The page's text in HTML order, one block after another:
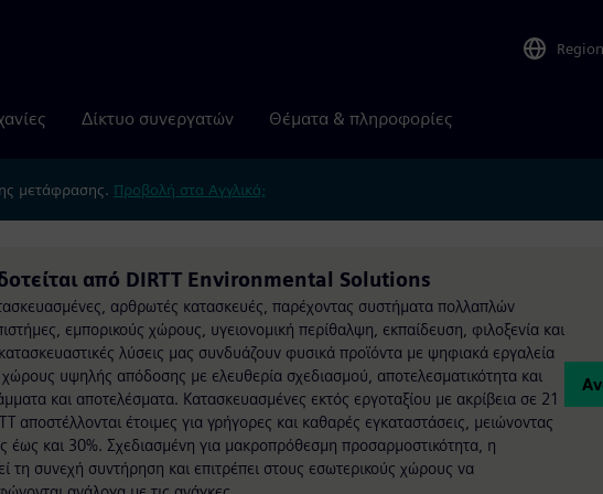
Region
Δίκτυο συνεργατών Θέματα & πληροφορίες
μετάφρασης. Προβολή στα Αγγλικά;
από DIRTT Environmental Solutions
αρθρωτές κατασκευές, παρέχοντας συστήματα πολλαπλών
εμπορικούς χώρους, υγειονομική περίθαλψη, εκπαίδευση, φιλοξενία και
λύσεις μας συνδυάζουν φυσικά προϊόντα με ψηφιακά εργαλεία
υψηλής απόδοσης με ελευθερία σχεδιασμού, αποτελεσματικότητα και
και αποτελέσματα. Κατασκευασμένες εκτός εργοταξίου με ακρίβεια σε 21
αποστέλλονται έτοιμες για γρήγορες και καθαρές εγκαταστάσεις, μειώνοντας
έως και 30%. Σχεδιασμένη για μακροπρόθεσμη προσαρμοστικότητα, η
τη συνεχή συντήρηση και επιτρέπει στους εσωτερικούς χώρους να